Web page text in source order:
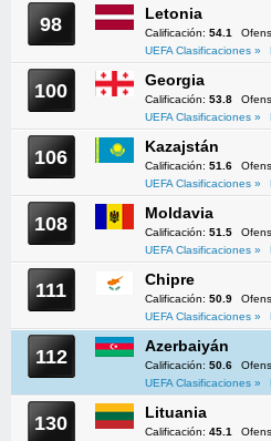
98 Letonia
Calificación: 54.1
UEFA Clasificaciones »
100 Georgia
Calificación: 53.8
UEFA Clasificaciones »
106 Kazajstán
Calificación: 51.6
UEFA Clasificaciones »
108 Moldavia
Calificación: 51.5
UEFA Clasificaciones »
111 Chipre
Calificación: 50.9
UEFA Clasificaciones »
112 Azerbaiyán
Calificación: 50.6
UEFA Clasificaciones »
130 Lituania
Calificación: 45.1